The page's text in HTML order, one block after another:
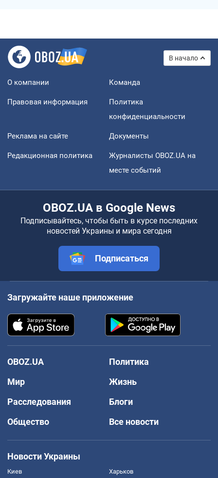
В начало
О компании Команда
Правовая информация
Политика
конфиденциальности
Реклама на сайте Документы
Редакционная политика
Журналисты OBOZ.UA на
месте событий
OBOZ.UA в Google News
Подписывайтесь, чтобы быть в курсе последних
новостей Украины и мира сегодня
Подписаться
Загружайте наше приложение
OBOZ.UA
Политика
Мир
Жизнь
Расследования
Блоги
Общество
Все новости
Новости Украины
Киев Харьков